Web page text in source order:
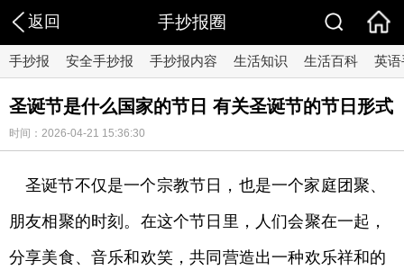
返回 手抄报圈
手抄报 安全手抄报 手抄报内容 生活知识 生活百科 英
圣诞节是什么国家的节日 有关圣诞节的节日形式
时间：2026-04-21 15:36:30
圣诞节不仅是一个宗教节日，也是一个家庭团聚、
朋友相聚的时刻。在这个节日里，人们会聚在一起，
分享美食、音乐和欢笑，共同营造出一种欢乐祥和的